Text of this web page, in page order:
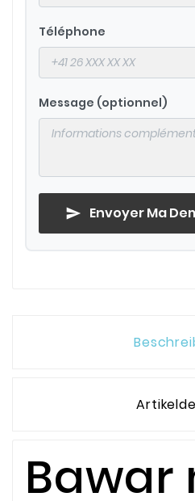
Téléphone
Message (optionnel)
send Envoyer Ma
Bawar